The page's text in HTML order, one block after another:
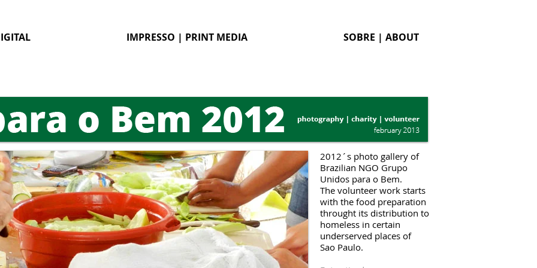
IMPRESSO | PRINT MEDIA SOBRE | ABOUT
​​2012´s photo gallery of
Brazilian NGO Grupo
Unidos para o Bem.
The volunteer work starts
with the food preparation
throught its distribution to
homeless in certain
underserved places of
Sao Paulo.